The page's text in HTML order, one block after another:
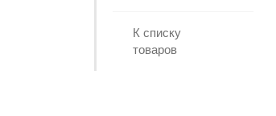
К списку
товаров